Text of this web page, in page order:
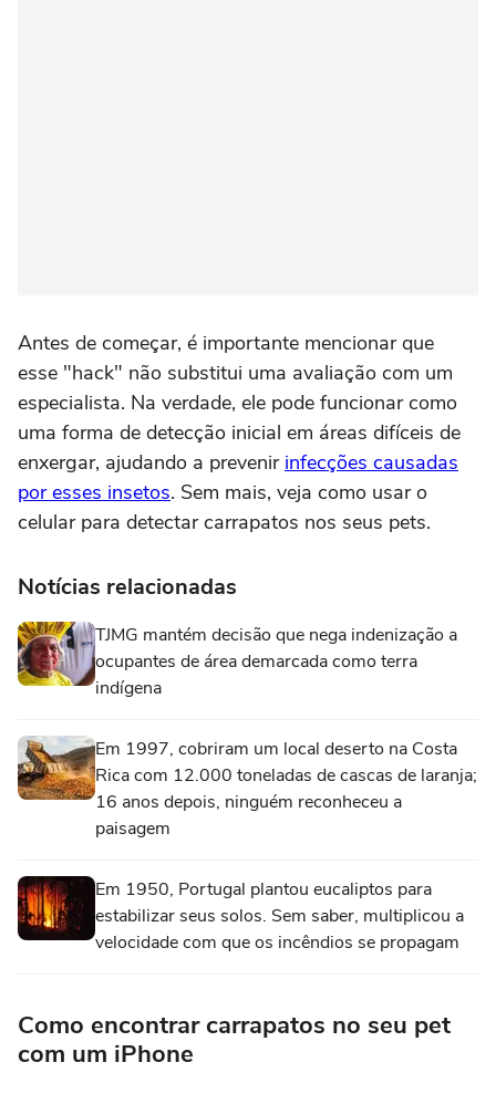
Antes de começar, é importante mencionar que
esse "hack" não substitui uma avaliação com um
especialista. Na verdade, ele pode funcionar como
uma forma de detecção inicial em áreas difíceis de
enxergar, ajudando a prevenir infecções causadas
por esses insetos. Sem mais, veja como usar o
celular para detectar carrapatos nos seus pets.
Notícias relacionadas
TJMG mantém decisão que nega indenização a
ocupantes de área demarcada como terra
indígena
Em 1997, cobriram um local deserto na Costa
Rica com 12.000 toneladas de cascas de laranja;
16 anos depois, ninguém reconheceu a
paisagem
Em 1950, Portugal plantou eucaliptos para
estabilizar seus solos. Sem saber, multiplicou a
velocidade com que os incêndios se propagam
Como encontrar carrapatos no seu pet
com um iPhone